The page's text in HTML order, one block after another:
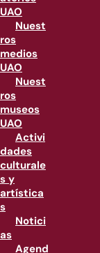
UAO
Nuest
ros
medios
UAO
Nuest
ros
museos
UAO
Activi
dades
culturale
s y
artística
s
Notici
as
Agend